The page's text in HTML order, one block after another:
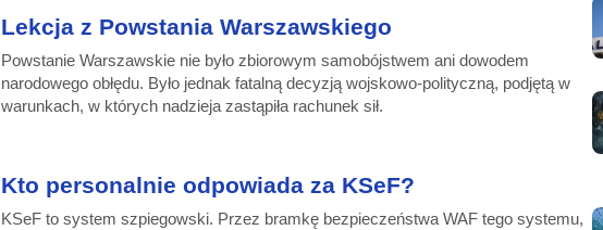
Lekcja z Powstania Warszawskiego
Powstanie Warszawskie nie było zbiorowym samobójstwem ani dowodem
narodowego obłędu. Było jednak fatalną decyzją wojskowo-polityczną, podjętą w
warunkach, w których nadzieja zastąpiła rachunek sił.
Kto personalnie odpowiada za KSeF?
KSeF to system szpiegowski. Przez bramkę bezpieczeństwa WAF tego systemu,